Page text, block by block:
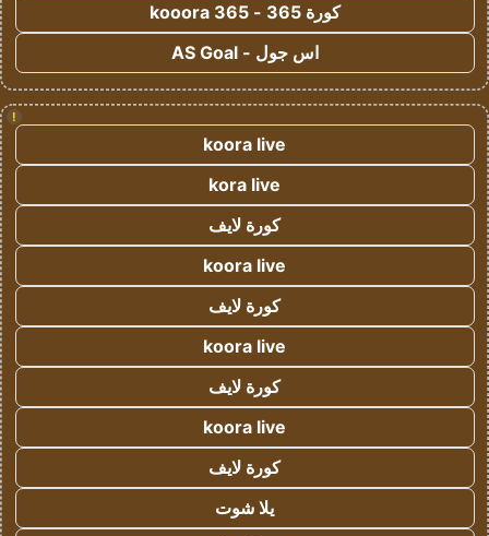
كورة 365 - kooora 365
اس جول - AS Goal
!
koora live
kora live
كورة لايف
koora live
كورة لايف
koora live
كورة لايف
koora live
كورة لايف
يلا شوت